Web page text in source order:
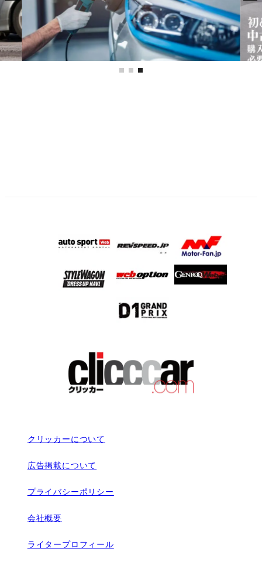
クリッカーについて
広告掲載について
プライバシーポリシー
会社概要
ライタープロフィール